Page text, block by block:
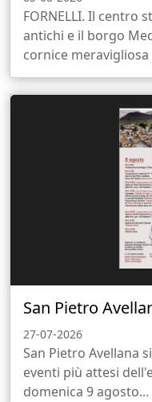
FORNELLI. Il centro
antichi e il borgo
cornice meravigliosa
San Pietro
27-07-2026
San Pietro Avellana
eventi più attesi
domenica 9 agosto...